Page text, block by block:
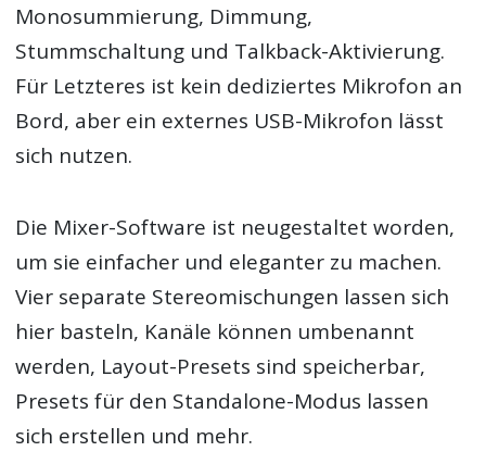
Monosummierung, Dimmung,
Stummschaltung und Talkback-Aktivierung.
Für Letzteres ist kein dediziertes Mikrofon an
Bord, aber ein externes USB-Mikrofon lässt
sich nutzen.
Die Mixer-Software ist neugestaltet worden,
um sie einfacher und eleganter zu machen.
Vier separate Stereomischungen lassen sich
hier basteln, Kanäle können umbenannt
werden, Layout-Presets sind speicherbar,
Presets für den Standalone-Modus lassen
sich erstellen und mehr.